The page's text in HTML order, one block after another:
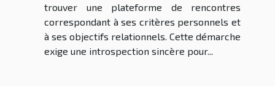
trouver une plateforme de rencontres
correspondant à ses critères personnels et
à ses objectifs relationnels. Cette démarche
exige une introspection sincère pour...